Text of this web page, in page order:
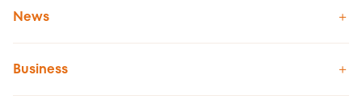
News
Business